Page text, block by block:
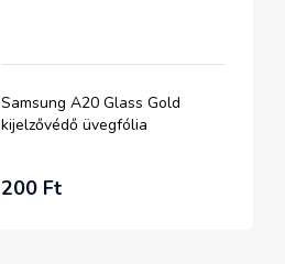
Samsung A20 Glass Gold
kijelzővédő üvegfólia
200 Ft